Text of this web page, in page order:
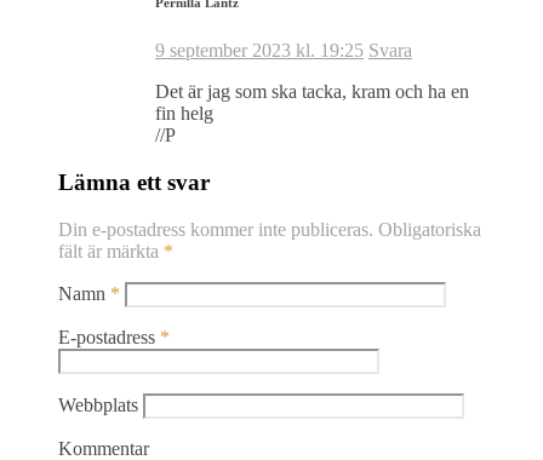
9 september 2023 kl. 19:25 Svara
Det är jag som ska tacka, kram och ha en
fin helg
//P
Lämna ett svar
Din e-postadress kommer inte publiceras. Obligatoriska
fält är märkta *
Namn *
E-postadress *
Webbplats
Kommentar